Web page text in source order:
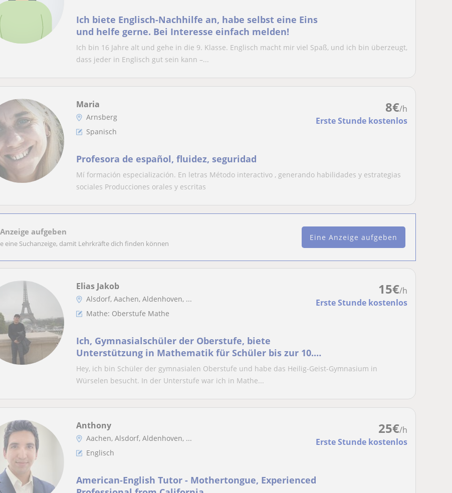
Ich biete Englisch-Nachhilfe an, habe selbst eine Eins
und helfe gerne. Bei Interesse einfach melden!
Ich bin 16 Jahre alt und gehe in die 9. Klasse. Englisch macht mir viel Spaß, und ich bin überzeugt,
dass jeder in Englisch gut sein kann –...
8€/h
Erste Stunde kostenlos
Maria
Arnsberg
Spanisch
Profesora de español, fluidez, seguridad
Mí formación especialización. En letras Método interactivo , generando habilidades y estrategias
sociales Producciones orales y escritas
aufgeben
eine Suchanzeige, damit Lehrkräfte dich finden können
Eine Anzeige aufgeben
15€/h
Erste Stunde kostenlos
Elias Jakob
Alsdorf, Aachen, Aldenhoven, ...
Mathe: Oberstufe Mathe
Ich, Gymnasialschüler der Oberstufe, biete
Unterstützung in Mathematik für Schüler bis zur 10.
Klasse. Melden
Hey, ich bin Schüler der gymnasialen Oberstufe und habe das Heilig-Geist-Gymnasium in
Würselen besucht. In der Unterstufe war ich in Mathe...
25€/h
Erste Stunde kostenlos
Anthony
Aachen, Alsdorf, Aldenhoven, ...
Englisch
American-English Tutor - Mothertongue, Experienced